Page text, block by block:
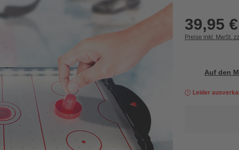
39,95 €
Preise inkl. MwSt.
Auf den
Leider